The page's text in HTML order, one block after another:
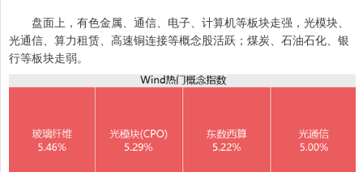
盘面上，有色金属、通信、电子、计算机等板块走强，光模块、
光通信、算力租赁、高速铜连接等概念股活跃；煤炭、石油石化、银
行等板块走弱。